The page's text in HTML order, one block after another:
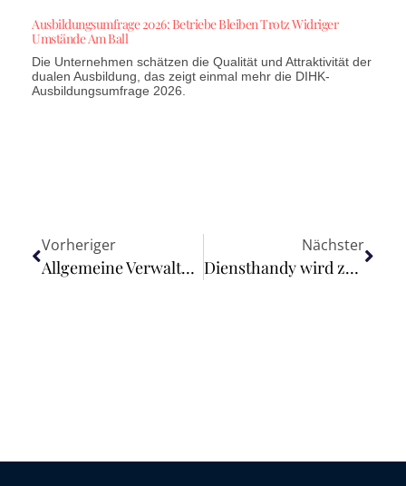
Ausbildungsumfrage 2026: Betriebe Bleiben Trotz Widriger
Umstände Am Ball
Die Unternehmen schätzen die Qualität und Attraktivität der
dualen Ausbildung, das zeigt einmal mehr die DIHK-
Ausbildungsumfrage 2026.
Vorheriger
Allgemeine Verwaltungsvorschrift für die Außenprüfung – Außenprüfungsordnung (ApO) – Änderung und Neufassung der Betriebsprüfungsordnung (BpO 2000)
Nächster
Diensthandy wird zum Standard